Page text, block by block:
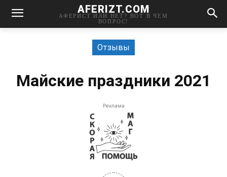
AFERIZT.COM
АФЕРИСТ ИЛИ НЕТ? ВОТ В ЧЕМ
ВОПРОС!
Отзывы
Майские праздники 2021
Реклама